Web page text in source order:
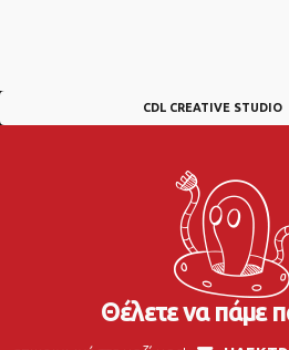
CDL CREATIVE STUDIO
Θέλετε να πάμε